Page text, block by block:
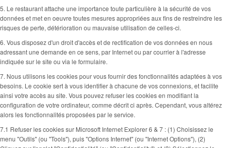
5. Le restaurant attache une importance toute particulière à la sécurité de vos
données et met en oeuvre toutes mesures appropriées aux fins de restreindre les
risques de perte, détérioration ou mauvaise utilisation de celles-ci.
6. Vous disposez d'un droit d'accès et de rectification de vos données en nous
adressant une demande en ce sens, par Internet ou par courrier à l'adresse
indiquée sur le site ou via le formulaire.
7. Nous utilisons les cookies pour vous fournir des fonctionnalités adaptées à vos
besoins. Le cookie sert à vous identifier à chacune de vos connexions, et facilite
ainsi votre accès au site. Vous pouvez refuser les cookies en modifiant la
configuration de votre ordinateur, comme décrit ci après. Cependant, vous altérez
alors les fonctionnalités proposées par le service.
7.1 Refuser les cookies sur Microsoft Internet Explorer 6 & 7 : (1) Choisissez le
menu "Outils" (ou "Tools"), puis "Options Internet" (ou "Internet Options"), (2)